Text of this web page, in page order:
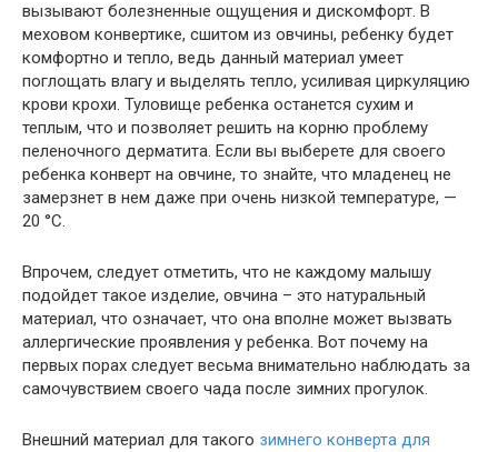
вызывают болезненные ощущения и дискомфорт. В
меховом конвертике, сшитом из овчины, ребенку будет
комфортно и тепло, ведь данный материал умеет
поглощать влагу и выделять тепло, усиливая циркуляцию
крови крохи. Туловище ребенка останется сухим и
теплым, что и позволяет решить на корню проблему
пеленочного дерматита. Если вы выберете для своего
ребенка конверт на овчине, то знайте, что младенец не
замерзнет в нем даже при очень низкой температуре, —
20 °С.
Впрочем, следует отметить, что не каждому малышу
подойдет такое изделие, овчина – это натуральный
материал, что означает, что она вполне может вызвать
аллергические проявления у ребенка. Вот почему на
первых порах следует весьма внимательно наблюдать за
самочувствием своего чада после зимних прогулок.
Внешний материал для такого зимнего конверта для